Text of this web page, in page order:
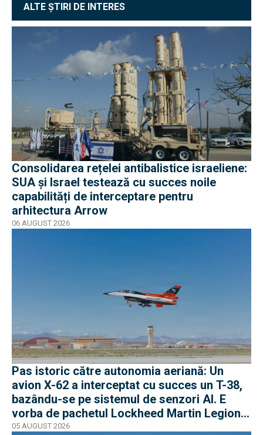
ALTE ȘTIRI DE INTERES
Consolidarea rețelei antibalistice israeliene:
SUA și Israel testează cu succes noile
capabilități de interceptare pentru
arhitectura Arrow
06 AUGUST 2026
Pas istoric către autonomia aeriană: Un
avion X-62 a interceptat cu succes un T-38,
bazându-se pe sistemul de senzori AI. E
vorba de pachetul Lockheed Martin Legion
Pod
05 AUGUST 2026